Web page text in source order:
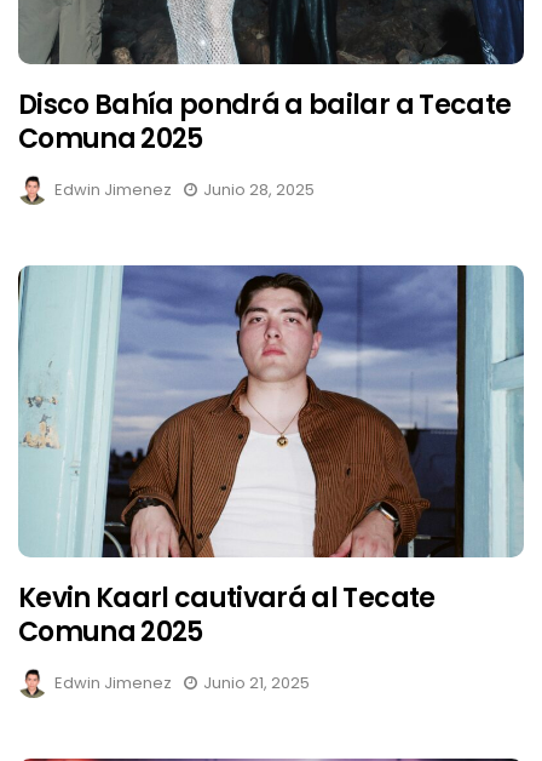
Disco Bahía pondrá a bailar a Tecate
Comuna 2025
Edwin Jimenez Junio 28, 2025
Kevin Kaarl cautivará al Tecate
Comuna 2025
Edwin Jimenez Junio 21, 2025